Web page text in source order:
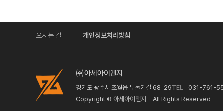
오시는 길 개인정보처리방침
㈜아세아이앤지
경기도 광주시 초월읍 두둘기길 68-29TEL
031-761-
Copyright © 아세아이앤지 All Rights Reserved